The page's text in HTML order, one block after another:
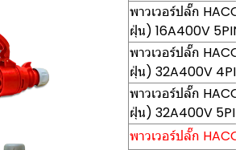
พาวเวอร์ปลั๊ก
ฝุ่น) 16A400V 5PIN
พาวเวอร์ปลั๊ก
ฝุ่น) 32A400V 4PIN
พาวเวอร์ปลั๊ก
ฝุ่น) 32A400V 5PIN
พาวเวอร์ปลั๊ก